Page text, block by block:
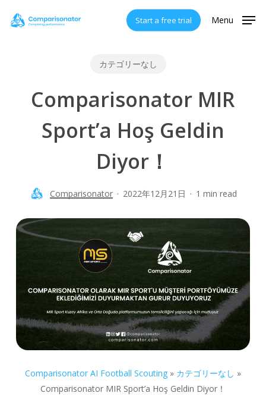
Start a free trial Menu
カテゴリーなし
Comparisonator MIR
Sport’a Hoş Geldin
Diyor！
Comparisonator 2022年12月21日 1 min read
Comparisonator AI Football Scouting» カテゴリーなし »
Comparisonator MIR Sport’a Hoş Geldin Diyor！